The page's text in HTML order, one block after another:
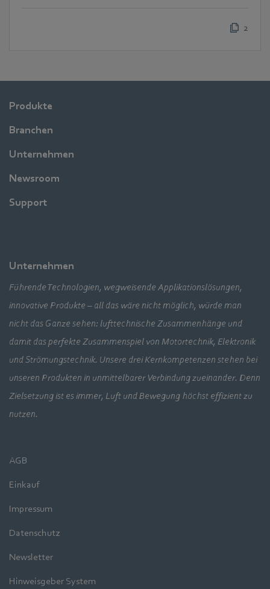
2
Produkte
Branchen
Unternehmen
Newsroom
Support
Unternehmen
Führende Technologien, wegweisende Applikationslösungen,
innovative Produkte – all das wäre nicht möglich, würde man
nicht das Ganze sehen: lufttechnische Zusammenhänge und
damit das perfekte Zusammenspiel von Motortechnik, Elektronik
und Strömungstechnik. Unsere drei Kernkompetenzen stehen bei
unseren Produkten in unmittelbarer Verbindung zueinander. Denn
Zielsetzung ist es immer, Luft und Bewegung höchst effizient zu
nutzen.
AGB
Einkauf
Impressum
Datenschutz
Newsletter
Hinweisgeber System